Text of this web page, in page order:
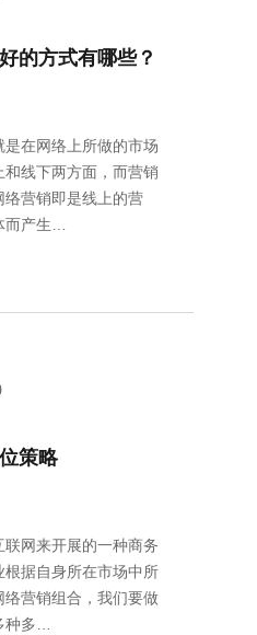
的方式有哪些？
在网络上所做的市场
线下两方面，而营销
营销即是线上的营
而产生…
策略
网来开展的一种商务
据自身所在市场中所
营销组合，我们要做
种多…